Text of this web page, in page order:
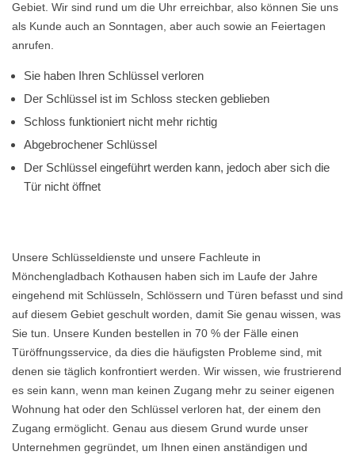
Gebiet. Wir sind rund um die Uhr erreichbar, also können Sie uns
als Kunde auch an Sonntagen, aber auch sowie an Feiertagen
anrufen.
Sie haben Ihren Schlüssel verloren
Der Schlüssel ist im Schloss stecken geblieben
Schloss funktioniert nicht mehr richtig
Abgebrochener Schlüssel
Der Schlüssel eingeführt werden kann, jedoch aber sich die
Tür nicht öffnet
Unsere Schlüsseldienste und unsere Fachleute in
Mönchengladbach Kothausen haben sich im Laufe der Jahre
eingehend mit Schlüsseln, Schlössern und Türen befasst und sind
auf diesem Gebiet geschult worden, damit Sie genau wissen, was
Sie tun. Unsere Kunden bestellen in 70 % der Fälle einen
Türöffnungsservice, da dies die häufigsten Probleme sind, mit
denen sie täglich konfrontiert werden. Wir wissen, wie frustrierend
es sein kann, wenn man keinen Zugang mehr zu seiner eigenen
Wohnung hat oder den Schlüssel verloren hat, der einem den
Zugang ermöglicht. Genau aus diesem Grund wurde unser
Unternehmen gegründet, um Ihnen einen anständigen und